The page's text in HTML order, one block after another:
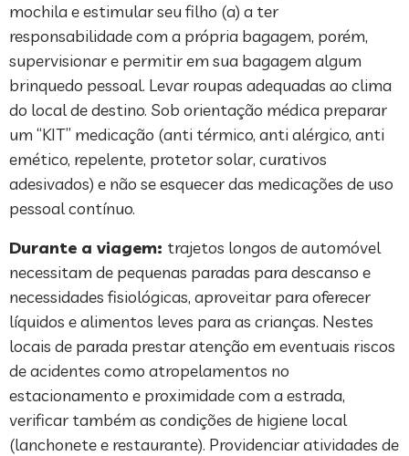
mochila e estimular seu filho (a) a ter
responsabilidade com a própria bagagem, porém,
supervisionar e permitir em sua bagagem algum
brinquedo pessoal. Levar roupas adequadas ao clima
do local de destino. Sob orientação médica preparar
um “KIT” medicação (anti térmico, anti alérgico, anti
emético, repelente, protetor solar, curativos
adesivados) e não se esquecer das medicações de uso
pessoal contínuo.
Durante a viagem: trajetos longos de automóvel
necessitam de pequenas paradas para descanso e
necessidades fisiológicas, aproveitar para oferecer
líquidos e alimentos leves para as crianças. Nestes
locais de parada prestar atenção em eventuais riscos
de acidentes como atropelamentos no
estacionamento e proximidade com a estrada,
verificar também as condições de higiene local
(lanchonete e restaurante). Providenciar atividades de